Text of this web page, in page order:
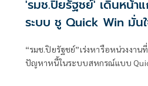
'รมช.ปิยรัฐชย์' เดินหน้
ระบบ ชู Quick Win มั่น
“รมช.ปิยรัฐชย์”เร่งหารือหน่วงงาน
ปัญหาหนี้ในระบบสหกรณ์แบบ